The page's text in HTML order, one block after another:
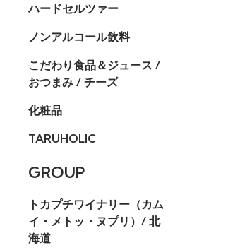
ハードセルツァー
ノンアルコール飲料
こだわり食品＆ジュース /
おつまみ / チーズ
化粧品
TARUHOLIC
GROUP
トカプチワイナリー（カム
イ・メトッ・ヌプリ）/ 北
海道